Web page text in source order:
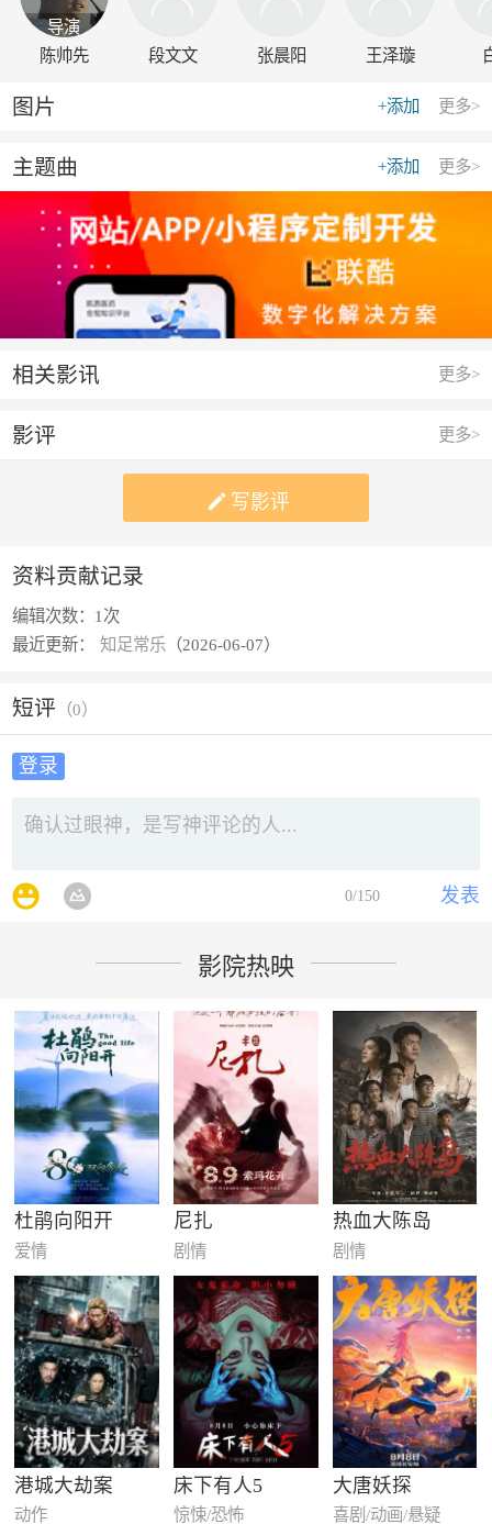
导演
陈帅先
段文文 张晨阳 王泽璇
更多>
+添加
图片
更多>
+添加
主题曲
更多>
相关影讯
更多>
影评
 写影评
资料贡献记录
编辑次数： 1次
最近更新：
知足常乐 （2026-06-07）
短评 （0）
登录
发表
0/150
影院热映
杜鹃向阳开
爱情
尼扎
剧情
热血大陈岛
剧情
港城大劫案
动作
床下有人5
惊悚/恐怖
大唐妖探
喜剧/动画/悬疑